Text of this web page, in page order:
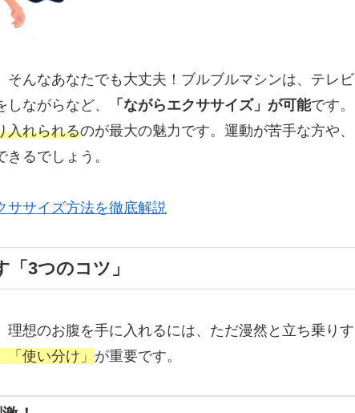
んなあなたでも大丈夫！ブルブルマシンは、テレビ
ながらなど、
「ながらエクササイズ」が可能です。
入れられるのが最大の魅力です。運動が苦手な方や、
るでしょう。
ササイズ方法を徹底解説
3つのコツ」
想のお腹を手に入れるには、ただ漫然と立ち乗りす
「使い分け」 が重要です。